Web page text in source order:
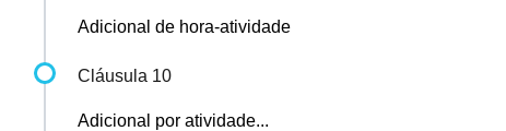
Adicional de hora-atividade
Cláusula 10
Adicional por atividade...